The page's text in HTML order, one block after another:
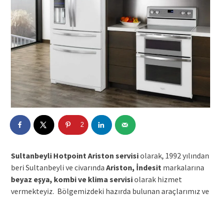
2
Sultanbeyli Hotpoint Ariston servisiolarak, 1992 yılından
beri Sultanbeyli ve civarında Ariston, İndesit markalarına
beyaz eşya, kombi ve klima servisiolarak hizmet
vermekteyiz. Bölgemizdeki hazırda bulunan araçlarımız ve